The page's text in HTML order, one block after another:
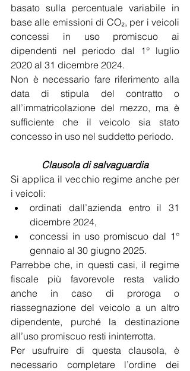
basato sulla percentuale variabile in
base alle emissioni di CO₂, per i veicoli
concessi in uso promiscuo ai
dipendenti nel periodo dal 1° luglio
2020 al 31 dicembre 2024.
Non è necessario fare riferimento alla
data di stipula del contratto o
all’immatricolazione del mezzo, ma è
sufficiente che il veicolo sia stato
concesso in uso nel suddetto periodo.
Clausola di salvaguardia
Si applica il vecchio regime anche per
i veicoli:
ordinati dall’azienda entro il 31
dicembre 2024,
concessi in uso promiscuo dal 1°
gennaio al 30 giugno 2025.
Parrebbe che, in questi casi, il regime
fiscale più favorevole resta valido
anche in caso di proroga o
riassegnazione del veicolo a un altro
dipendente, purché la destinazione
all’uso promiscuo resti ininterrotta.
Per usufruire di questa clausola, è
necessario completare l’ordine dei